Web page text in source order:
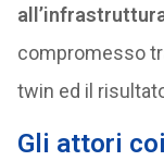
compromesso
twin ed il
Gli attori